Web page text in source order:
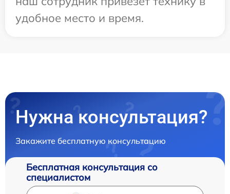
удобное место и время.
Нужна консультация?
Закажите бесплатную консультацию
Бесплатная консультация со
специалистом